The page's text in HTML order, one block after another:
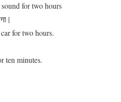
for two hours
|
for two hours.
ten minutes.